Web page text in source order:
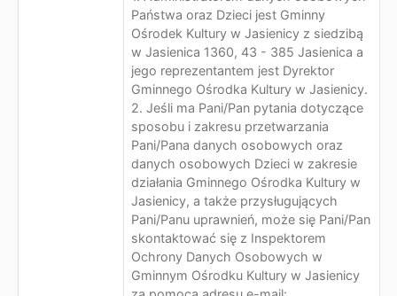
Państwa oraz Dzieci jest Gminny
Ośrodek Kultury w Jasienicy z siedzibą
w Jasienica 1360, 43 - 385 Jasienica a
jego reprezentantem jest Dyrektor
Gminnego Ośrodka Kultury w Jasienicy.
2. Jeśli ma Pani/Pan pytania dotyczące
sposobu i zakresu przetwarzania
Pani/Pana danych osobowych oraz
danych osobowych Dzieci w zakresie
działania Gminnego Ośrodka Kultury w
Jasienicy, a także przysługujących
Pani/Panu uprawnień, może się Pani/Pan
skontaktować się z Inspektorem
Ochrony Danych Osobowych w
Gminnym Ośrodku Kultury w Jasienicy